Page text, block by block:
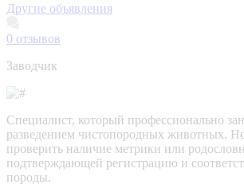
Другие объявления
0 отзывов
Заводчик
Специалист, который профессионально
разведением чистопородных животных. Не
проверить наличие метрики или
подтверждающей регистрацию и
породы.